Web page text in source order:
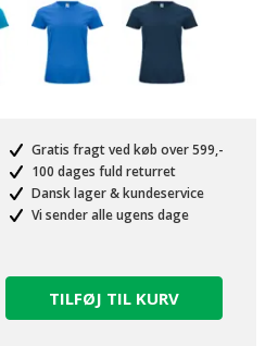
Gratis fragt ved køb over 599,-
100 dages fuld returret
Dansk lager & kundeservice
Vi sender alle ugens dage
TILFØJ TIL KURV